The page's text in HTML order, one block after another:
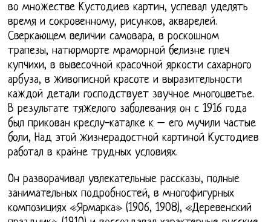
во множестве Кустодиев картин, успевал уделять
время и сокровенному, рисунков, акварелей.
Сверкающем величии самовара, в роскошном
трапезы, натюрморте мраморной белизне плеч
купчихи, в вывесочной красочной яркости сахарного
арбуза, в живописной красоте и выразительности
каждой детали господствует звучное многоцветье.
В результате тяжелого заболевания он с 1916 года
был прикован креслу-каталке к – его мучили частые
боли, Над этой жизнерадостной картиной Кустодиев
работал в крайне трудных условиях.
Он разворачивал увлекательные рассказы, полные
занимательных подробностей, в многофигурных
композициях «Ярмарка» (1906, 1908), «Деревенский